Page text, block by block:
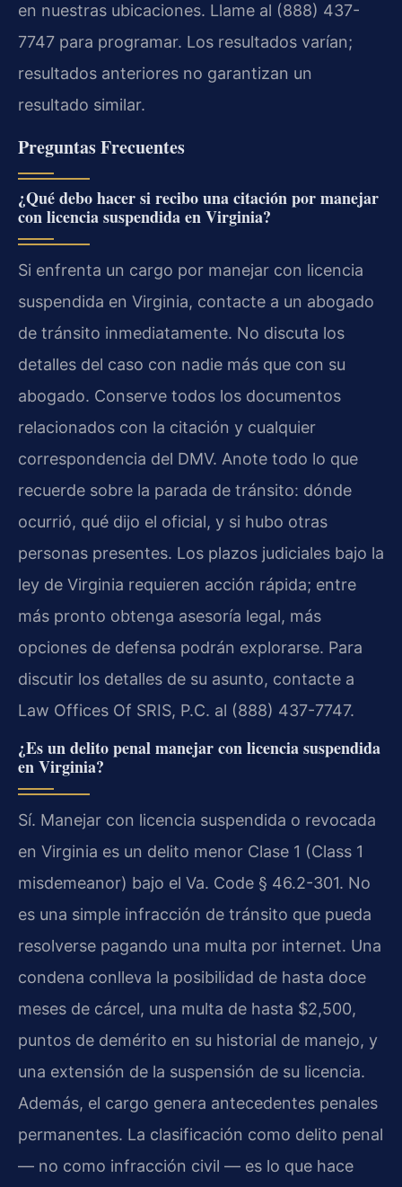
en nuestras ubicaciones. Llame al (888) 437-
7747 para programar. Los resultados varían;
resultados anteriores no garantizan un
resultado similar.
Preguntas Frecuentes
¿Qué debo hacer si recibo una citación por manejar
con licencia suspendida en Virginia?
Si enfrenta un cargo por manejar con licencia
suspendida en Virginia, contacte a un abogado
de tránsito inmediatamente. No discuta los
detalles del caso con nadie más que con su
abogado. Conserve todos los documentos
relacionados con la citación y cualquier
correspondencia del DMV. Anote todo lo que
recuerde sobre la parada de tránsito: dónde
ocurrió, qué dijo el oficial, y si hubo otras
personas presentes. Los plazos judiciales bajo la
ley de Virginia requieren acción rápida; entre
más pronto obtenga asesoría legal, más
opciones de defensa podrán explorarse. Para
discutir los detalles de su asunto, contacte a
Law Offices Of SRIS, P.C. al (888) 437-7747.
¿Es un delito penal manejar con licencia suspendida
en Virginia?
Sí. Manejar con licencia suspendida o revocada
en Virginia es un delito menor Clase 1 (Class 1
misdemeanor) bajo el Va. Code § 46.2-301. No
es una simple infracción de tránsito que pueda
resolverse pagando una multa por internet. Una
condena conlleva la posibilidad de hasta doce
meses de cárcel, una multa de hasta $2,500,
puntos de demérito en su historial de manejo, y
una extensión de la suspensión de su licencia.
Además, el cargo genera antecedentes penales
permanentes. La clasificación como delito penal
— no como infracción civil — es lo que hace